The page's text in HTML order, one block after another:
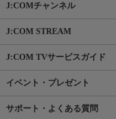
J:COMチャンネル
J:COM STREAM
J:COM TVサービスガイド
イベント・プレゼント
サポート・よくある質問